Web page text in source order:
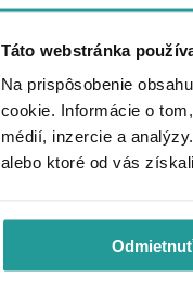
Táto webstránka
Na prispôsobenie
cookie. Informácie o
médií, inzercie a
alebo ktoré od vás
Odmietnuť